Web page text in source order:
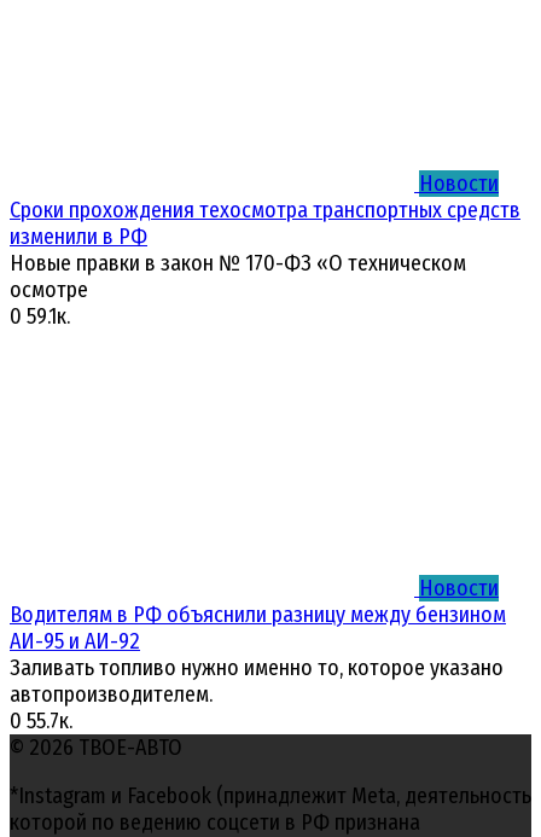
Новости
Сроки прохождения техосмотра транспортных средств
изменили в РФ
Новые правки в закон № 170-ФЗ «О техническом
осмотре
0 59.1к.
Новости
Водителям в РФ объяснили разницу между бензином
АИ-95 и АИ-92
Заливать топливо нужно именно то, которое указано
автопроизводителем.
0 55.7к.
© 2026 ТВОЕ-АВТО
*Instagram и Facebook (принадлежит Meta, деятельность
которой по ведению соцсети в РФ признана